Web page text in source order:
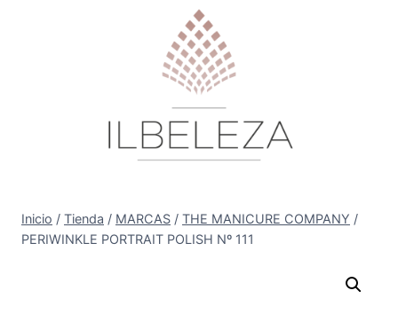
Inicio / Tienda / MARCAS / THE MANICURE COMPANY /
PERIWINKLE PORTRAIT POLISH Nº 111